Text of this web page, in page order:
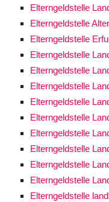
Elterngeldstelle
Elterngeldstelle
Elterngeldstelle
Elterngeldstelle
Elterngeldstelle
Elterngeldstelle
Elterngeldstelle
Elterngeldstelle
Elterngeldstelle
Elterngeldstelle
Elterngeldstelle
Elterngeldstelle
Elterngeldstelle